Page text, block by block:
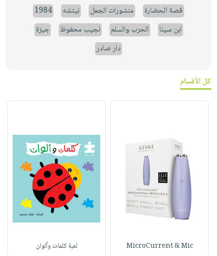
قصة الحضارة منشورات الجمل نيتشه
1984
ابن سينا
الحرب والسلم نجيب محفوظ
جيزة
دار صادر
كل الأقسام
MicroCurrent & Mic لعبة كلمات وألوان